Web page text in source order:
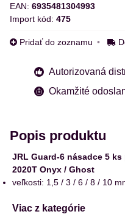
EAN: 6935481304993
Import kód: 475
Pridať do zoznamu
Autorizovaná
Okamžité
Popis produktu
JRL Guard-6 násadce 5
2020T Onyx / Ghost
veľkosti: 1,5 / 3 / 6 / 8 / 10
Viac z kategórie